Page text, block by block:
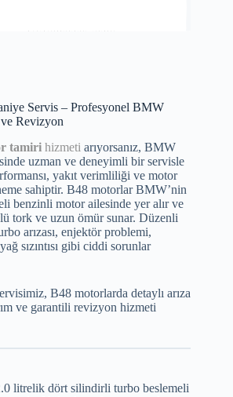
Servis – Profesyonel BMW
Revizyon
tamiri hizmeti arıyorsanız, BMW
uzman ve deneyimli bir servisle
yakıt verimliliği ve motor
sahiptir. B48 motorlar BMW’nin
benzinli motor ailesinde yer alır ve
tork ve uzun ömür sunar. Düzenli
arızası, enjektör problemi,
sızıntısı gibi ciddi sorunlar
B48 motorlarda detaylı arıza
ve garantili revizyon hizmeti
litrelik dört silindirli turbo beslemeli